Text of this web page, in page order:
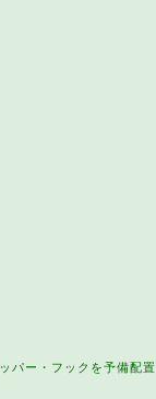
パー・フックを予備配置